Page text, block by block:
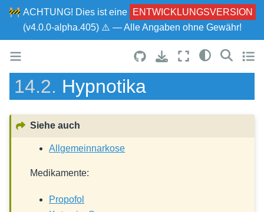
🚧 ACHTUNG! Dies ist eine
ENTWICKLUNGSVERSION
(v4.0.0-alpha.405) ⚠ — Alle Angaben ohne Gewähr!
14.2. Hypnotika
Siehe auch
Allgemeinnarkose
Medikamente:
Propofol